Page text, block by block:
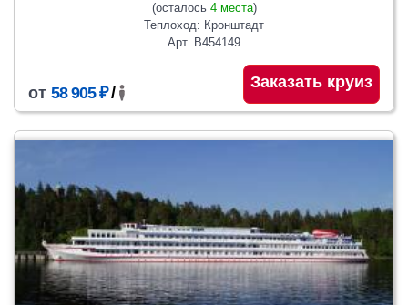
(осталось 4 места)
Теплоход: Кронштадт
Арт. В454149
от 58 905 ₽/
Заказать круиз